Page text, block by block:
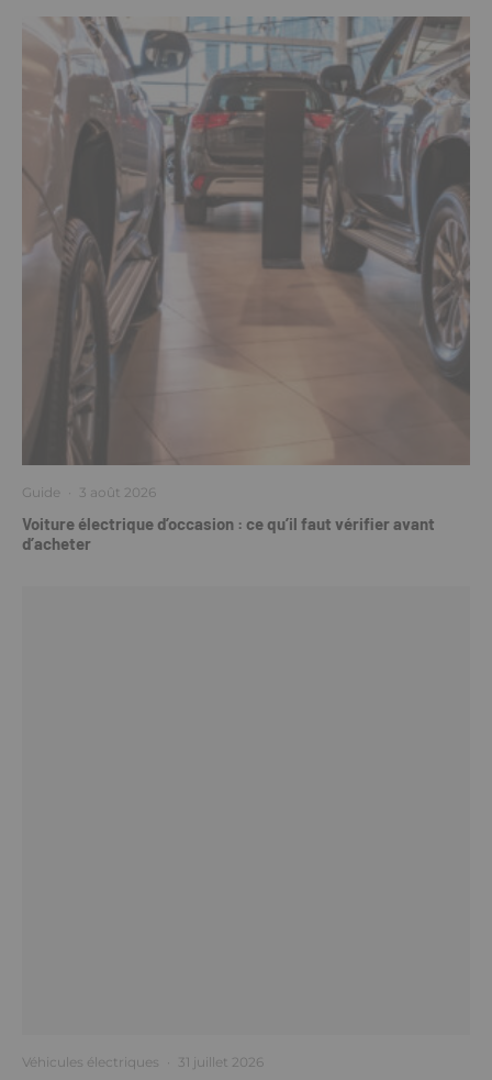
Guide · 3 août 2026
Voiture électrique d’occasion : ce qu’il faut vérifier avant
d’acheter
Véhicules électriques · 31 juillet 2026